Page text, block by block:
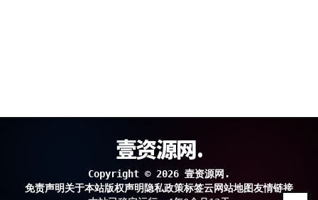
壹资源网.
Copyright © 2026 壹资源网.
免责声明关于本站版权声明 隐私政策标签云网站地图友情链接